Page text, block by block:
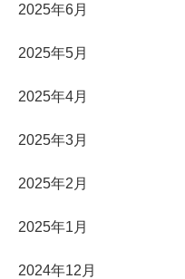
2025年6月
2025年5月
2025年4月
2025年3月
2025年2月
2025年1月
2024年12月